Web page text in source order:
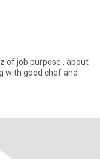
of job purpose.. about
with good chef and